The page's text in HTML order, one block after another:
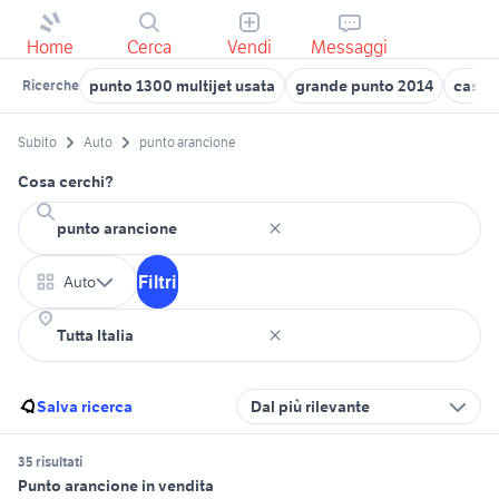
Home Cerca Vendi Messaggi
Ricerche punto 1300 multijet usata grande punto 2014
Subito Auto punto arancione
Cosa cerchi?
Auto Filtri
Salva ricerca Dal più rilevante
35 risultati
Punto arancione in vendita